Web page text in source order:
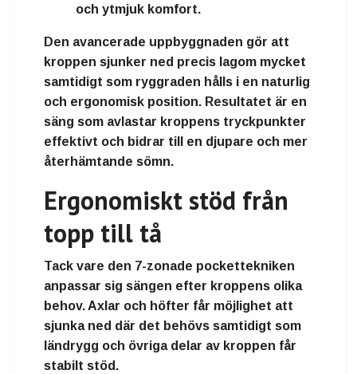
och ytmjuk komfort.
Den avancerade uppbyggnaden gör att
kroppen sjunker ned precis lagom mycket
samtidigt som ryggraden hålls i en naturlig
och ergonomisk position. Resultatet är en
säng som avlastar kroppens tryckpunkter
effektivt och bidrar till en djupare och mer
återhämtande sömn.
Ergonomiskt stöd från
topp till tå
Tack vare den 7-zonade pockettekniken
anpassar sig sängen efter kroppens olika
behov. Axlar och höfter får möjlighet att
sjunka ned där det behövs samtidigt som
ländrygg och övriga delar av kroppen får
stabilt stöd.